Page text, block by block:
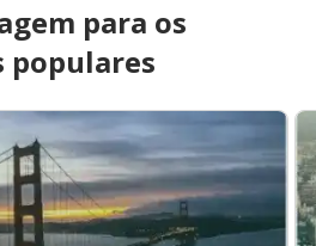
para os
populares